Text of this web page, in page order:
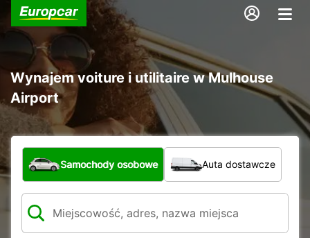
Wynajem voiture i utilitaire w Mulhouse
Airport
Jaki typ pojazdu?
Samochody osobowe Auta dostawcze